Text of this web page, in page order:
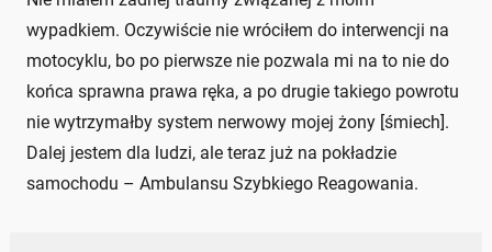
wypadkiem. Oczywiście nie wróciłem do interwencji na
motocyklu, bo po pierwsze nie pozwala mi na to nie do
końca sprawna prawa ręka, a po drugie takiego powrotu
nie wytrzymałby system nerwowy mojej żony [śmiech].
Dalej jestem dla ludzi, ale teraz już na pokładzie
samochodu – Ambulansu Szybkiego Reagowania.